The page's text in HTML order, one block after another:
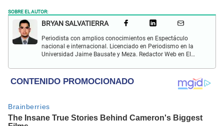
SOBRE EL AUTOR:
BRYAN SALVATIERRA
Periodista con amplios conocimientos en Espectáculo
nacional e internacional. Licenciado en Periodismo en la
Universidad Jaime Bausate y Meza. Redactor Web en El
películas, series, videojuegos y espectáculo.